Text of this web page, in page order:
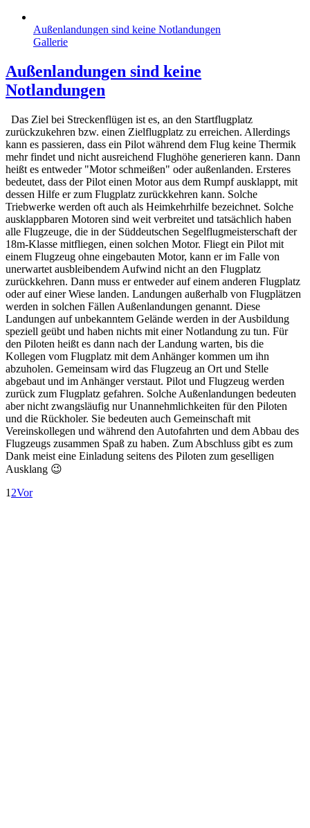
Außenlandungen sind keine Notlandungen
Gallerie
Außenlandungen sind keine
Notlandungen
Das Ziel bei Streckenflügen ist es, an den Startflugplatz
zurückzukehren bzw. einen Zielflugplatz zu erreichen. Allerdings
kann es passieren, dass ein Pilot während dem Flug keine Thermik
mehr findet und nicht ausreichend Flughöhe generieren kann. Dann
heißt es entweder "Motor schmeißen" oder außenlanden. Ersteres
bedeutet, dass der Pilot einen Motor aus dem Rumpf ausklappt, mit
dessen Hilfe er zum Flugplatz zurückkehren kann. Solche
Triebwerke werden oft auch als Heimkehrhilfe bezeichnet. Solche
ausklappbaren Motoren sind weit verbreitet und tatsächlich haben
alle Flugzeuge, die in der Süddeutschen Segelflugmeisterschaft der
18m-Klasse mitfliegen, einen solchen Motor. Fliegt ein Pilot mit
einem Flugzeug ohne eingebauten Motor, kann er im Falle von
unerwartet ausbleibendem Aufwind nicht an den Flugplatz
zurückkehren. Dann muss er entweder auf einem anderen Flugplatz
oder auf einer Wiese landen. Landungen außerhalb von Flugplätzen
werden in solchen Fällen Außenlandungen genannt. Diese
Landungen auf unbekanntem Gelände werden in der Ausbildung
speziell geübt und haben nichts mit einer Notlandung zu tun. Für
den Piloten heißt es dann nach der Landung warten, bis die
Kollegen vom Flugplatz mit dem Anhänger kommen um ihn
abzuholen. Gemeinsam wird das Flugzeug an Ort und Stelle
abgebaut und im Anhänger verstaut. Pilot und Flugzeug werden
zurück zum Flugplatz gefahren. Solche Außenlandungen bedeuten
aber nicht zwangsläufig nur Unannehmlichkeiten für den Piloten
und die Rückholer. Sie bedeuten auch Gemeinschaft mit
Vereinskollegen und während den Autofahrten und dem Abbau des
Flugzeugs zusammen Spaß zu haben. Zum Abschluss gibt es zum
Dank meist eine Einladung seitens des Piloten zum geselligen
Ausklang 😉
1 2Vor